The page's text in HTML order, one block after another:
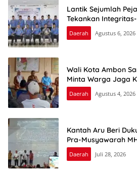
Lantik Sejumlah
Tekankan
Daerah Agustus 6, 2026
Wali Kota Ambon
Minta Warga Jaga
Daerah Agustus 4, 2026
Kantah Aru Beri
Pra-Musyawarah
Daerah Juli 28, 2026